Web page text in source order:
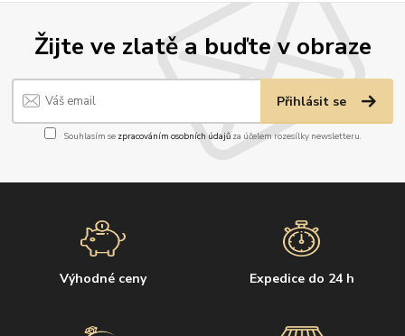
Žijte ve zlatě a buďte v obraze
Přihlásit se
Souhlasím se zpracováním osobních údajůza účelem rozesílky newsletteru.
Výhodné ceny Expedice do 24 h